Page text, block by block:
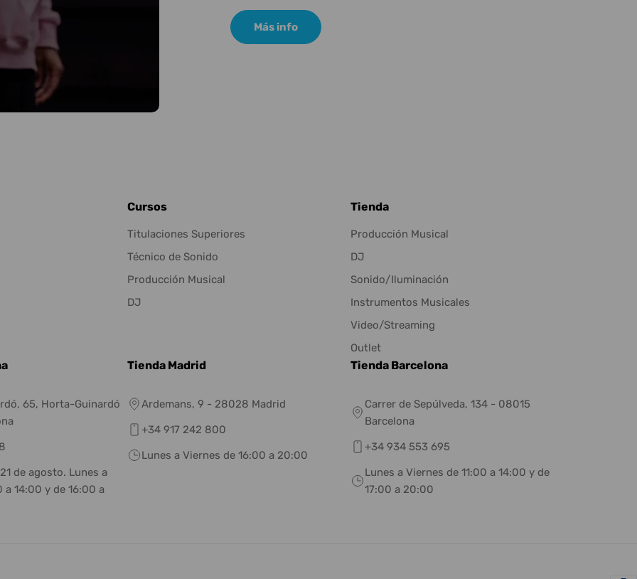
Más info
Cursos
Titulaciones Superiores
Técnico de Sonido
Producción Musical
DJ
Tienda
Producción Musical
DJ
Sonido/Iluminación
Instrumentos Musicales
Video/Streaming
Outlet
65, Horta-Guinardó
de agosto. Lunes a
a 14:00 y de 16:00 a
Tienda Madrid
Ardemans, 9 - 28028 Madrid
+34 917 242 800
Lunes a Viernes de 16:00 a 20:00
Tienda Barcelona
Carrer de Sepúlveda, 134 - 08015
Barcelona
+34 934 553 695
Lunes a Viernes de 11:00 a 14:00 y de
17:00 a 20:00